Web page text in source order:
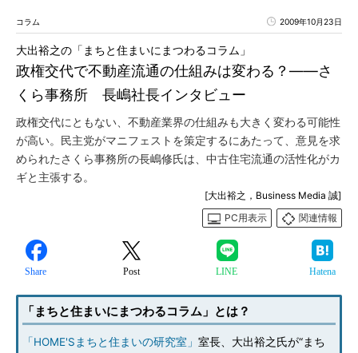
コラム 2009年10月23日
政権交代で不動産流通の仕組みは変わる？――さ
くら事務所 長嶋社長インタビュー
大出裕之の「まちと住まいにまつわるコラム」
政権交代にともない、不動産業界の仕組みも大きく変わる可能性
が高い。民主党がマニフェストを策定するにあたって、意見を求
められたさくら事務所の長嶋修氏は、中古住宅流通の活性化がカ
ギと主張する。
[大出裕之，Business Media 誠]
PC用表示
関連情報
Share Post LINE Hatena
「まちと住まいにまつわるコラム」とは？
「HOME'Sまちと住まいの研究室」 室長、大出裕之氏が“まち